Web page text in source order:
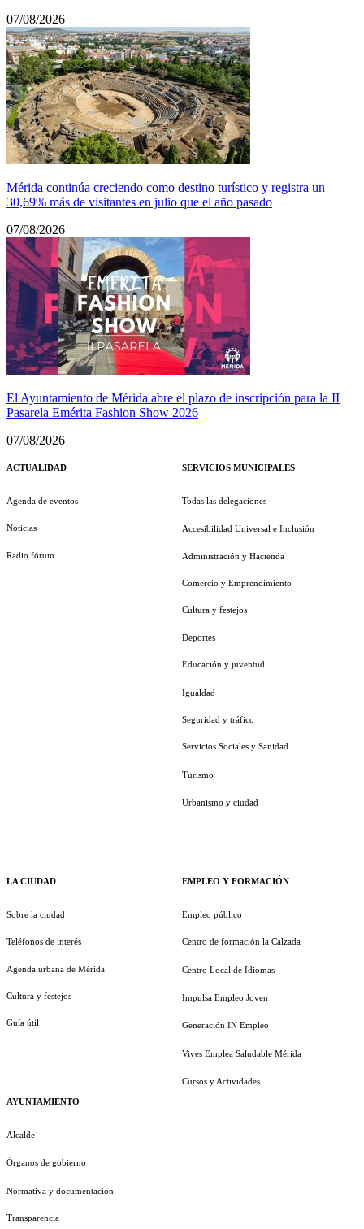
07/08/2026
Mérida continúa creciendo como destino turístico y registra un
30,69% más de visitantes en julio que el año pasado
07/08/2026
El Ayuntamiento de Mérida abre el plazo de inscripción para la II
Pasarela Emérita Fashion Show 2026
07/08/2026
ACTUALIDAD
Agenda de eventos
Noticias
Radio fórum
LA CIUDAD
Sobre la ciudad
Teléfonos de interés
Agenda urbana de Mérida
Cultura y festejos
Guía útil
AYUNTAMIENTO
Alcalde
Órganos de gobierno
Normativa y documentación
Transparencia
SERVICIOS MUNICIPALES
Todas las delegaciones
Accesibilidad Universal e Inclusión
Administración y Hacienda
Comercio y Emprendimiento
Cultura y festejos
Deportes
Educación y juventud
Igualdad
Seguridad y tráfico
Servicios Sociales y Sanidad
Turismo
Urbanismo y ciudad
EMPLEO Y FORMACIÓN
Empleo público
Centro de formación la Calzada
Centro Local de Idiomas
Impulsa Empleo Joven
Generación IN Empleo
Vives Emplea Saludable Mérida
Cursos y Actividades